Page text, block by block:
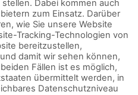
das Rezept für einen
der wirklich in
Dann teilt sie
in derBack-Community,
. #Backmomente nicht